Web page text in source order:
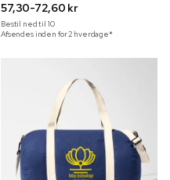
57,30-72,60 kr
Bestil ned til 10
Afsendes inden for 2 hverdage*